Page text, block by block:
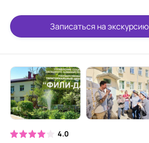
Записаться на экскурсию
4.0